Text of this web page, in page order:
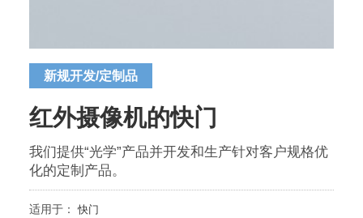
新规开发/定制品
红外摄像机的快门
我们提供“光学”产品并开发和生产针对客户规格优
化的定制产品。
适用于：快门